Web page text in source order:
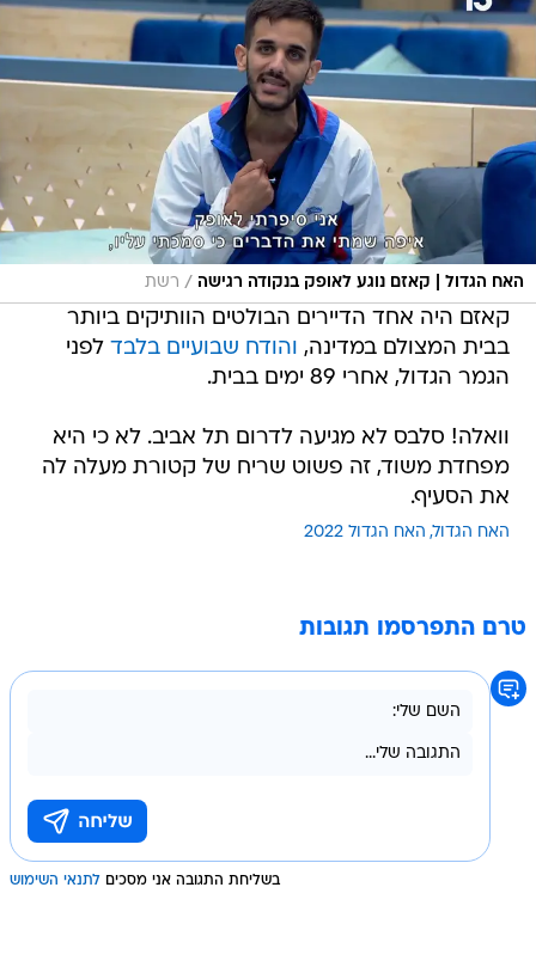
האח הגדול | קאזם נוגע לאופק בנקודה רגישה / רשת
קאזם היה אחד הדיירים הבולטים הוותיקים ביותר
בבית המצולם במדינה, והודח שבועיים בלבד לפני
הגמר הגדול, אחרי 89 ימים בבית.
וואלה! סלבס לא מגיעה לדרום תל אביב. לא כי היא
מפחדת משוד, זה פשוט שריח של קטורת מעלה לה
את הסעיף.
האח הגדול האח הגדול 2022
טרם התפרסמו תגובות
בשליחת התגובה אני מסכים לתנאי השימוש